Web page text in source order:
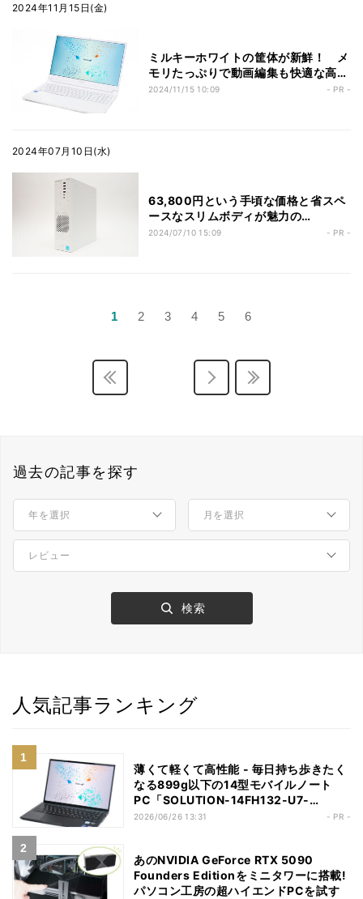
2024年11月15日(金)
ミルキーホワイトの筐体が新鮮！ メ
モリたっぷりで動画編集も快適な高コ
スパ15型ノートPC「STYLE-
2024/11/15 10:09 - PR -
2024年07月10日(水)
63,800円という手頃な価格と省スペ
ースなスリムボディが魅力の
「iiyama PC STYLE-S17M-C69-
2024/07/10 15:09 - PR -
1 2 3 4 5 6
過去の記事を探す
人気記事ランキング
薄くて軽くて高性能 - 毎日持ち歩きたく
なる899g以下の14型モバイルノート
PC「SOLUTION-14FH132-U7-
UCSX」
2026/06/26 13:31 - PR -
あのNVIDIA GeForce RTX 5090
Founders Editionをミニタワーに搭載!
パソコン工房の超ハイエンドPCを試す